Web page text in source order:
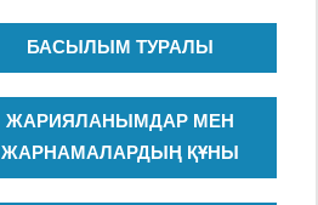
БАСЫЛЫМ ТУРАЛЫ
ЖАРИЯЛАНЫМДАР МЕН
ЖАРНАМАЛАРДЫҢ ҚҰНЫ